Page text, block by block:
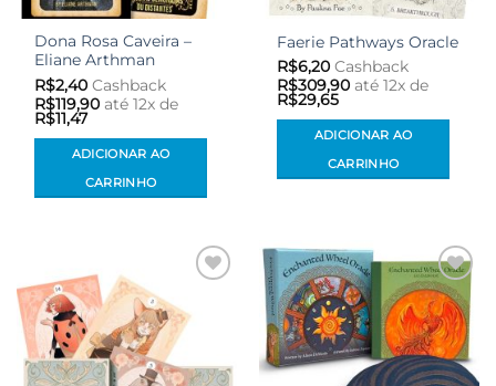
Dona Rosa Caveira –
Eliane Arthman
R$2,40 Cashback
R$119,90 até 12x de
R$11,47
ADICIONAR AO
CARRINHO
Faerie Pathways Oracle
R$6,20 Cashback
R$309,90 até 12x de
R$29,65
ADICIONAR AO
CARRINHO
Adicionar
aos meus
desejos
Adicionar
aos meus
desejos